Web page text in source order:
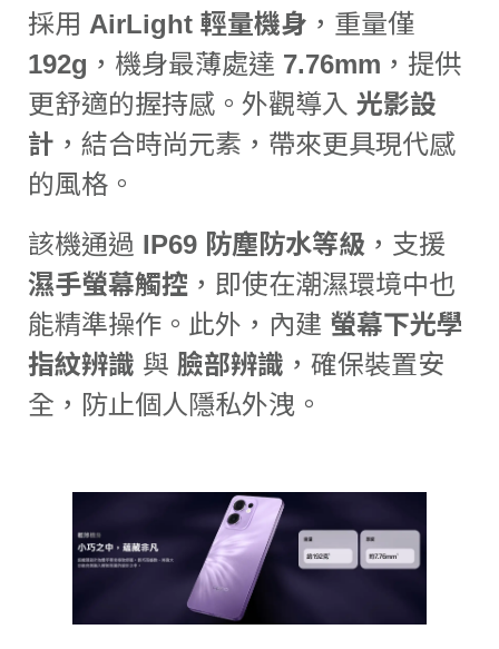
採用 AirLight 輕量機身 ，重量僅
192g ，機身最薄處達 7.76mm ，提供
更舒適的握持感。外觀導入 光影設
計 ，結合時尚元素，帶來更具現代感
的風格。
該機通過 IP69 防塵防水等級 ，支援
濕手螢幕觸控 ，即使在潮濕環境中也
能精準操作。此外，內建 螢幕下光學
指紋辨識 與 臉部辨識 ，確保裝置安
全，防止個人隱私外洩。